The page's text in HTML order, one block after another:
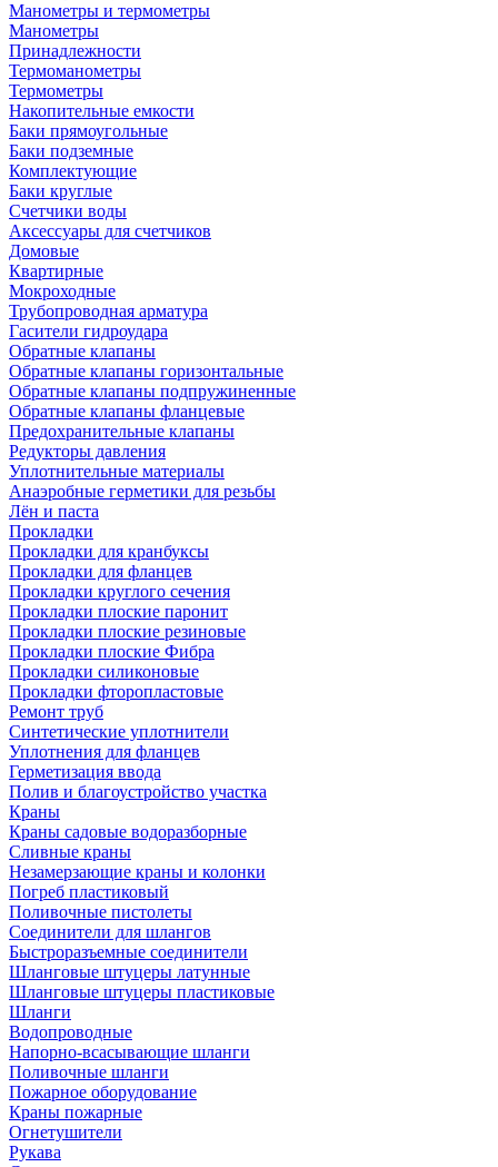
Манометры и термометры
Манометры
Принадлежности
Термоманометры
Термометры
Накопительные емкости
Баки прямоугольные
Баки подземные
Комплектующие
Баки круглые
Счетчики воды
Аксессуары для счетчиков
Домовые
Квартирные
Мокроходные
Трубопроводная арматура
Гасители гидроудара
Обратные клапаны
Обратные клапаны горизонтальные
Обратные клапаны подпружиненные
Обратные клапаны фланцевые
Предохранительные клапаны
Редукторы давления
Уплотнительные материалы
Анаэробные герметики для резьбы
Лён и паста
Прокладки
Прокладки для кранбуксы
Прокладки для фланцев
Прокладки круглого сечения
Прокладки плоские паронит
Прокладки плоские резиновые
Прокладки плоские Фибра
Прокладки силиконовые
Прокладки фторопластовые
Ремонт труб
Синтетические уплотнители
Уплотнения для фланцев
Герметизация ввода
Полив и благоустройство участка
Краны
Краны садовые водоразборные
Сливные краны
Незамерзающие краны и колонки
Погреб пластиковый
Поливочные пистолеты
Соединители для шлангов
Быстроразъемные соединители
Шланговые штуцеры латунные
Шланговые штуцеры пластиковые
Шланги
Водопроводные
Напорно-всасывающие шланги
Поливочные шланги
Пожарное оборудование
Краны пожарные
Огнетушители
Рукава